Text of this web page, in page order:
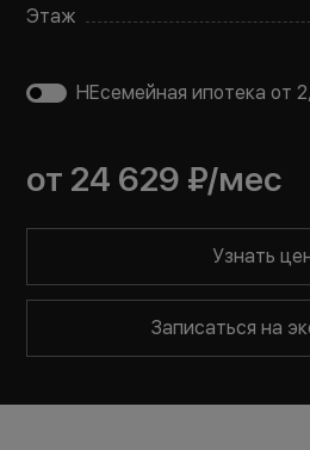
Этаж
НЕсемейная ипотека от
от 24 629 ₽/мес
Узнать
Записаться на